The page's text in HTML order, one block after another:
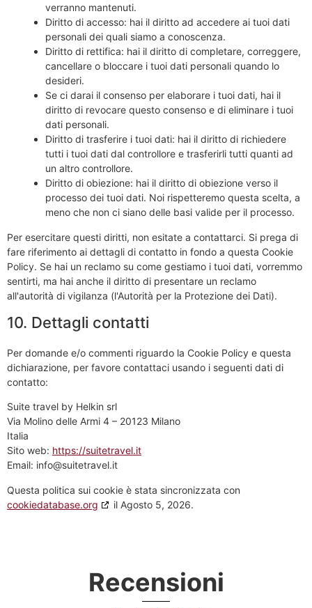
verranno mantenuti.
Diritto di accesso: hai il diritto ad accedere ai tuoi dati
personali dei quali siamo a conoscenza.
Diritto di rettifica: hai il diritto di completare, correggere,
cancellare o bloccare i tuoi dati personali quando lo
desideri.
Se ci darai il consenso per elaborare i tuoi dati, hai il
diritto di revocare questo consenso e di eliminare i tuoi
dati personali.
Diritto di trasferire i tuoi dati: hai il diritto di richiedere
tutti i tuoi dati dal controllore e trasferirli tutti quanti ad
un altro controllore.
Diritto di obiezione: hai il diritto di obiezione verso il
processo dei tuoi dati. Noi rispetteremo questa scelta, a
meno che non ci siano delle basi valide per il processo.
Per esercitare questi diritti, non esitate a contattarci. Si prega di
fare riferimento ai dettagli di contatto in fondo a questa Cookie
Policy. Se hai un reclamo su come gestiamo i tuoi dati, vorremmo
sentirti, ma hai anche il diritto di presentare un reclamo
all'autorità di vigilanza (l'Autorità per la Protezione dei Dati).
10. Dettagli contatti
Per domande e/o commenti riguardo la Cookie Policy e questa
dichiarazione, per favore contattaci usando i seguenti dati di
contatto:
Suite travel by Helkin srl
Via Molino delle Armi 4 – 20123 Milano
Italia
Sito web: https://suitetravel.it
Email: info@suitetravel.it
Questa politica sui cookie è stata sincronizzata con
cookiedatabase.org
il Agosto 5, 2026.
Recensioni